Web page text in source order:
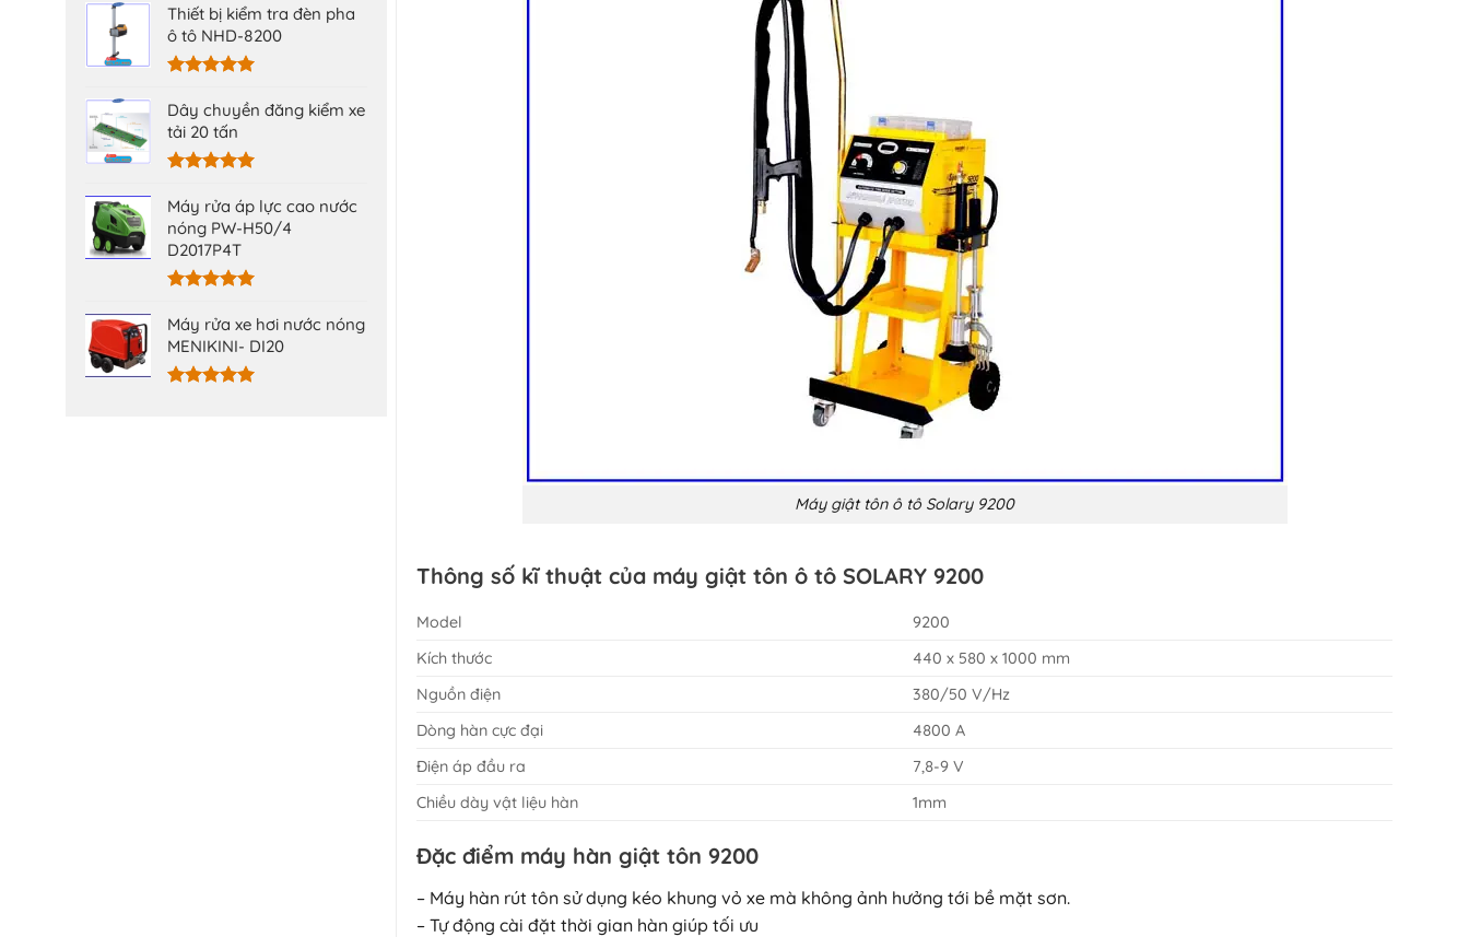
hạng 5.00
5 sao
Thiết bị kiểm tra đèn pha
ô tô NHD-8200
hạng5.00
5 sao
Dây chuyền đăng kiểm xe
tải 20 tấn
hạng5.00
5 sao
Máy rửa áp lực cao nước
nóng PW-H50/4
D2017P4T
hạng5.00
5 sao
Máy rửa xe hơi nước nóng
MENIKINI- DI20
Máy giật tôn ô tô Solary 9200
Thông số kĩ thuật của máy giật tôn ô tô SOLARY 9200
Model
9200
Kích thước
440 x 580 x 1000 mm
Nguồn điện
380/50 V/Hz
Dòng hàn cực đại
4800 A
Điện áp đầu ra
7,8-9 V
Chiều dày vật liệu hàn
1mm
Đặc điểm máy hàn giật tôn 9200
– Máy hàn rút tôn sử dụng kéo khung vỏ xe mà không ảnh hưởng tới bề mặt sơn.
– Tự động cài đặt thời gian hàn giúp tối ưu